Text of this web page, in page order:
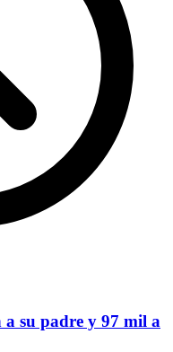
su padre y 97 mil a